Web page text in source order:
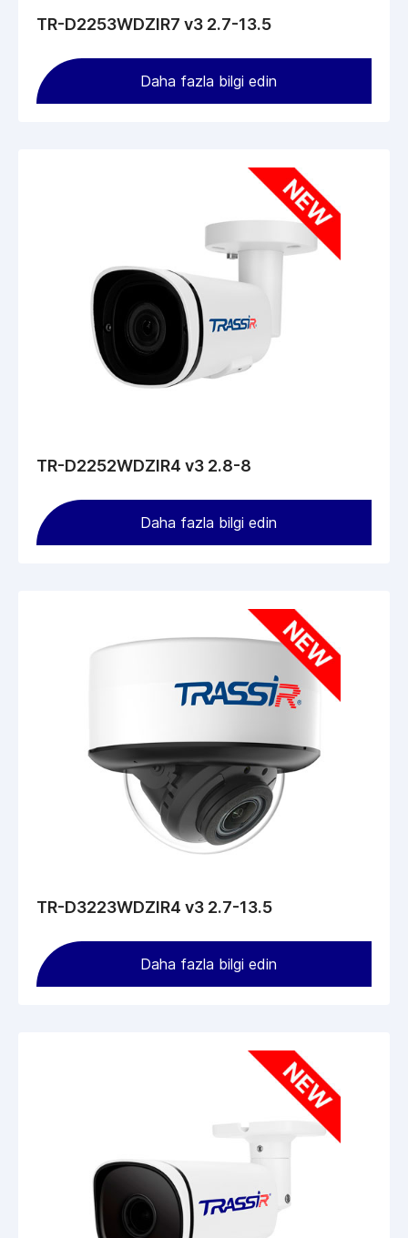
TR-D2253WDZIR7 v3 2.7-13.5
Daha fazla bilgi edin
TR-D2252WDZIR4 v3 2.8-8
Daha fazla bilgi edin
TR-D3223WDZIR4 v3 2.7-13.5
Daha fazla bilgi edin